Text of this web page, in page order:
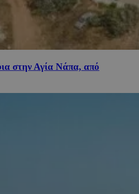
στην Αγία Νάπα, από